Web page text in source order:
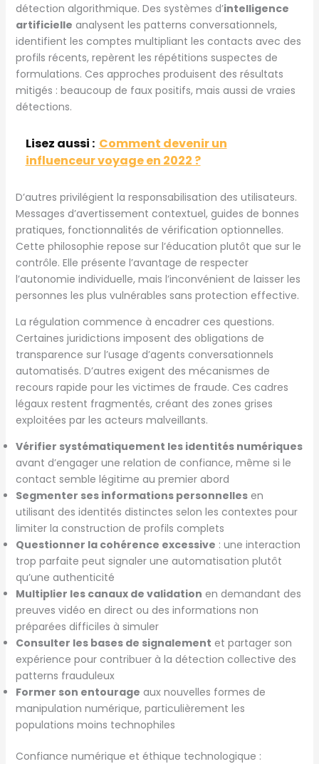
détection algorithmique. Des systèmes d’intelligence
artificielle analysent les patterns conversationnels,
identifient les comptes multipliant les contacts avec des
profils récents, repèrent les répétitions suspectes de
formulations. Ces approches produisent des résultats
mitigés : beaucoup de faux positifs, mais aussi de vraies
détections.
Lisez aussi : Comment devenir un
influenceur voyage en 2022 ?
D’autres privilégient la responsabilisation des utilisateurs.
Messages d’avertissement contextuel, guides de bonnes
pratiques, fonctionnalités de vérification optionnelles.
Cette philosophie repose sur l’éducation plutôt que sur le
contrôle. Elle présente l’avantage de respecter
l’autonomie individuelle, mais l’inconvénient de laisser les
personnes les plus vulnérables sans protection effective.
La régulation commence à encadrer ces questions.
Certaines juridictions imposent des obligations de
transparence sur l’usage d’agents conversationnels
automatisés. D’autres exigent des mécanismes de
recours rapide pour les victimes de fraude. Ces cadres
légaux restent fragmentés, créant des zones grises
exploitées par les acteurs malveillants.
Vérifier systématiquement les identités numériques
avant d’engager une relation de confiance, même si le
contact semble légitime au premier abord
Segmenter ses informations personnellesen
utilisant des identités distinctes selon les contextes pour
limiter la construction de profils complets
Questionner la cohérence excessive : une interaction
trop parfaite peut signaler une automatisation plutôt
qu’une authenticité
Multiplier les canaux de validation en demandant des
preuves vidéo en direct ou des informations non
préparées difficiles à simuler
Consulter les bases de signalement et partager son
expérience pour contribuer à la détection collective des
patterns frauduleux
Former son entourage aux nouvelles formes de
manipulation numérique, particulièrement les
populations moins technophiles
Confiance numérique et éthique technologique :